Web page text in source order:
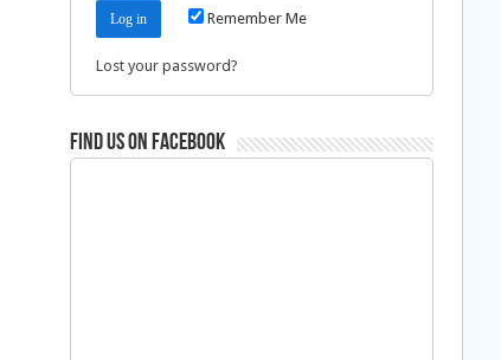
Remember Me
Lost your password?
Find us on Facebook